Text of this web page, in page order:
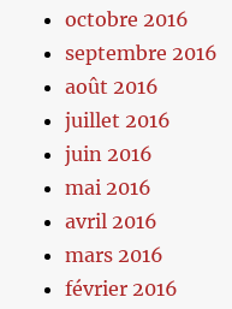
octobre 2016
septembre 2016
août 2016
juillet 2016
juin 2016
mai 2016
avril 2016
mars 2016
février 2016